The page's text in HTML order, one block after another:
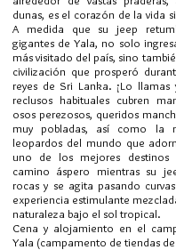
dunas, es el corazón de la vida
A medida que su jeep
gigantes de Yala, no solo
más visitado del país, sino
civilización que prosperó
reyes de Sri Lanka. ¡Lo
reclusos habituales cubren
osos perezosos, queridos
muy pobladas, así como la
leopardos del mundo que
uno de los mejores
camino áspero mientras su
rocas y se agita pasando
experiencia estimulante
naturaleza bajo el sol tropical.
Cena y alojamiento en el
Yala (campamento de tiendas